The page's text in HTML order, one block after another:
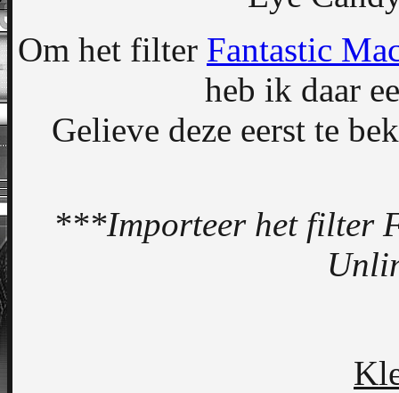
Om het filter Fantastic
heb ik daar
Gelieve deze eerst te
***Importeer het filter